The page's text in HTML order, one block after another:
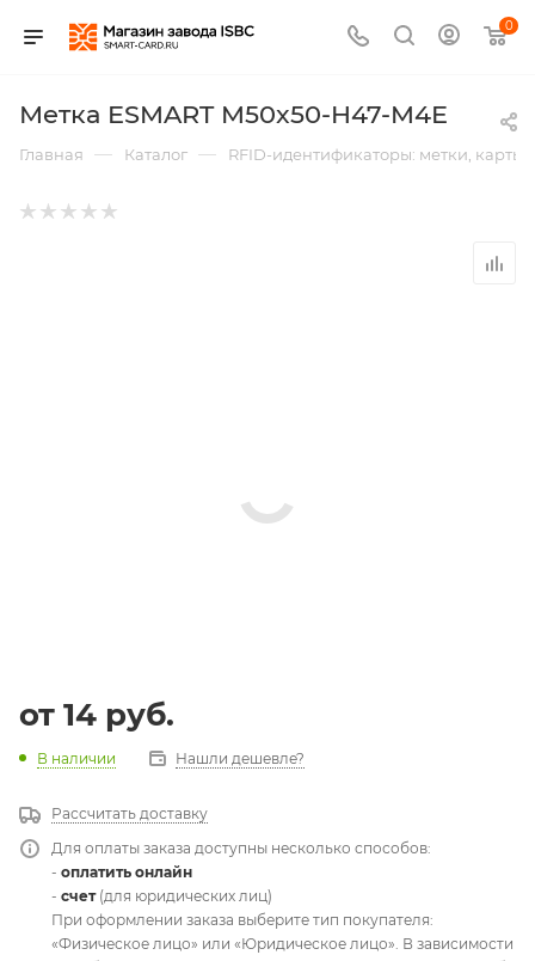
0
Метка ESMART M50x50-H47-M4E
Главная — Каталог — RFID-идентификаторы: метки,
от 14 руб.
В наличии Нашли дешевле?
Рассчитать доставку
Для оплаты заказа доступны несколько способов:
- оплатить онлайн
- счет(для юридических лиц)
При оформлении заказа выберите тип покупателя:
«Физическое лицо» или «Юридическое лицо». В зависимости